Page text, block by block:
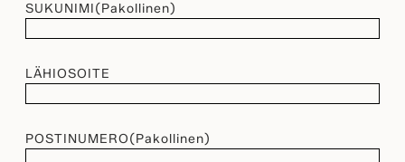
SUKUNIMI(Pakollinen)
LÄHIOSOITE
POSTINUMERO(Pakollinen)